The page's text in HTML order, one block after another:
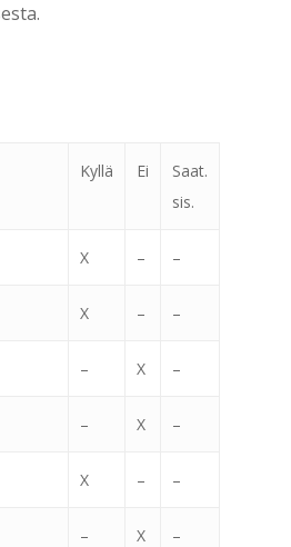
Kyllä Ei
Saat.
sis.
X – –
X – –
– X –
– X –
X – –
– X –